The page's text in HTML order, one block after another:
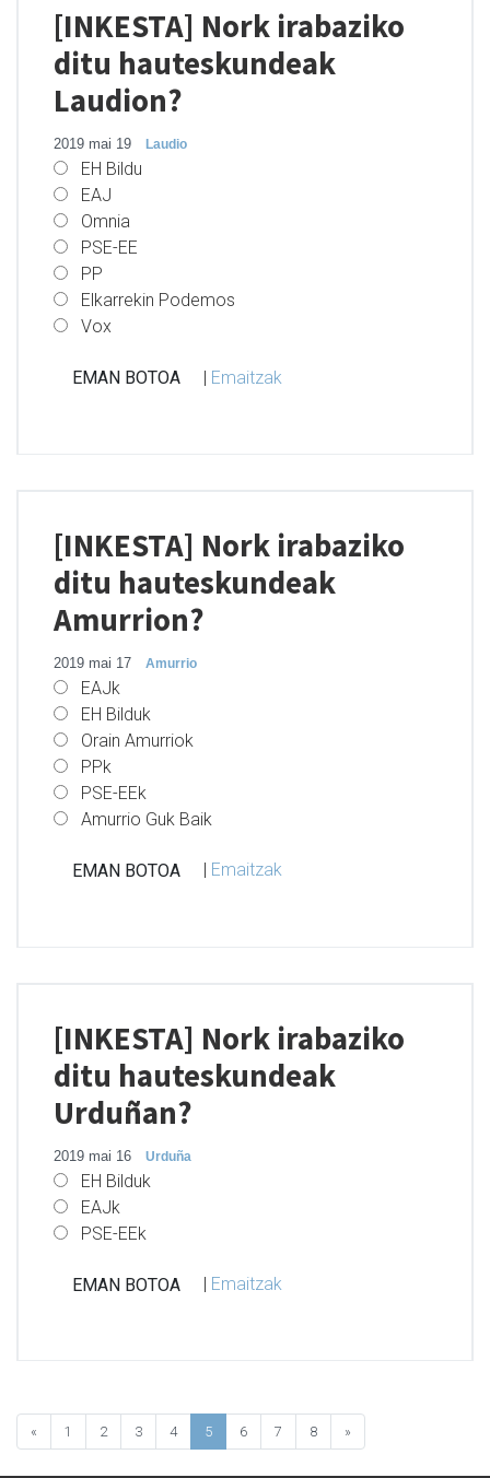
[INKESTA] Nork irabaziko
ditu hauteskundeak
Laudion?
2019 mai 19 Laudio
EH Bildu
EAJ
Omnia
PSE-EE
PP
Elkarrekin Podemos
Vox
| Emaitzak
[INKESTA] Nork irabaziko
ditu hauteskundeak
Amurrion?
2019 mai 17 Amurrio
EAJk
EH Bilduk
Orain Amurriok
PPk
PSE-EEk
Amurrio Guk Baik
Emaitzak
[INKESTA] Nork irabaziko
ditu hauteskundeak
Urduñan?
2019 mai 16 Urduña
EH Bilduk
EAJk
PSE-EEk
| Emaitzak
« 1 2 3 4 5 6 7 8 »